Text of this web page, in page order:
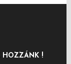
HOZZÁNK !